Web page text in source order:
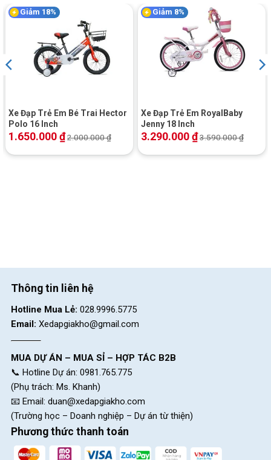
Giảm 18%
Xe Đạp Trẻ Em Bé Trai Hector
Polo 16 Inch
1.650.000₫2.000.000₫
Giảm 8%
Xe Đạp Trẻ Em RoyalBaby
Jenny 18 Inch
3.290.000₫3.590.000₫
Thông tin liên hệ
Hotline Mua Lẻ: 028.9996.5775
Email: Xedapgiakho@gmail.com
MUA DỰ ÁN – MUA SỈ – HỢP TÁC B2B
📞 Hotline Dự án: 0981.765.775
(Phụ trách: Ms. Khanh)
📧 Email: duan@xedapgiakho.com
(Trường học – Doanh nghiệp – Dự án từ thiện)
Phương thức thanh toán